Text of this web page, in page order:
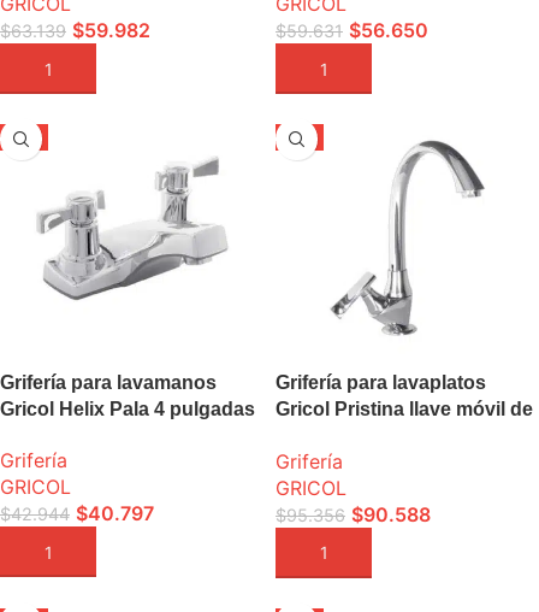
$63.139 $59.982
AÑADIR A LA CESTA
$59.631 $56.650
AÑADIR A LA CESTA
-5%
Grifería para lavamanos
Gricol Helix Pala 4 pulgadas
Grifería
GRICOL
$42.944 $40.797
AÑADIR A LA CESTA
-5%
Grifería para lavaplatos
Gricol Pristina llave móvil de
Grifería
GRICOL
$95.356 $90.588
AÑADIR A LA CESTA